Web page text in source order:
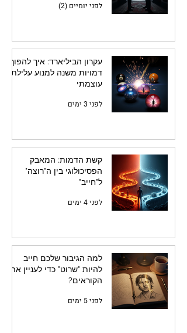
לפני יומיים (2)
עקרון הביליארד: איך להפוך
דמויות משנה למנוע עלילתי
עוצמתי
לפני 3 ימים
קשת הדמות: המאבק
הפסיכולוגי בין ה"רוצה"
ל"חייב"
לפני 4 ימים
למה הגיבור שלכם חייב
להיות "שרוט" כדי לעניין את
הקוראים?
לפני 5 ימים